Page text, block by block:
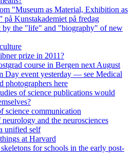
"Museum as Material, Exhibition as
på Kunstakademiet på fredag
by the "life" and "biography" of new
prize in 2011?
course in Bergen next August
Day event yesterday — see Medical
photographers here
of science publications would
science communication
and the neurosciences
unified self
at Harvard
for schools in the early post-